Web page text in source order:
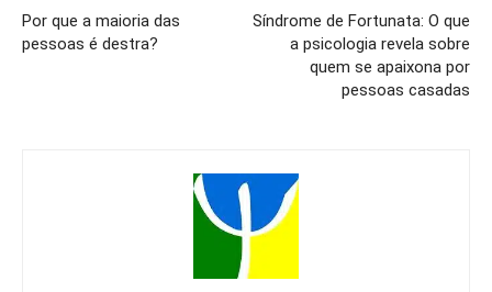
Por que a maioria das
pessoas é destra?
Síndrome de Fortunata: O que
a psicologia revela sobre
quem se apaixona por
pessoas casadas